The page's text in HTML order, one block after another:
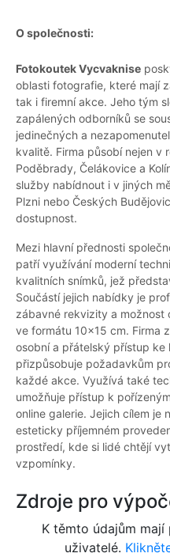
O společnosti:
Fotokoutek Vycvaknise
oblasti fotografie, které mají
tak i firemní akce. Jeho tým
zapálených odborníků se
jedinečných a
kvalitě. Firma působí nejen v
Poděbrady, Čelákovice a
služby nabídnout i v jiných
Plzni nebo Českých
dostupnost.
Mezi hlavní přednosti
patří využívání moderní
kvalitních snímků, jež
Součástí jejich nabídky je
zábavné rekvizity a
ve formátu 10x15 cm. Firma
osobní a přátelský přístup ke
přizpůsobuje požadavkům
každé akce. Využívá také
umožňuje přístup k
online galerie. Jejich cílem je
esteticky příjemném
prostředí, kde si lidé chtějí
vzpomínky.
Zdroje pro
K těmto údajům
uživatelé.